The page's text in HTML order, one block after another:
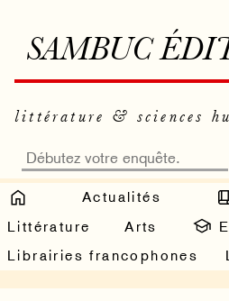
SAMBUC
littérature & sciences
Actualités
Littérature
Arts
Librairies francophones